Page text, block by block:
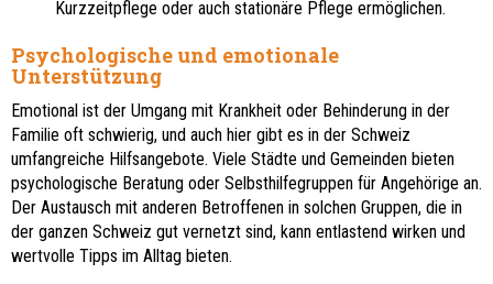
Kurzzeitpflege oder auch stationäre Pflege ermöglichen.
Psychologische und emotionale
Unterstützung
Emotional ist der Umgang mit Krankheit oder Behinderung in der
Familie oft schwierig, und auch hier gibt es in der Schweiz
umfangreiche Hilfsangebote. Viele Städte und Gemeinden bieten
psychologische Beratung oder Selbsthilfegruppen für Angehörige an.
Der Austausch mit anderen Betroffenen in solchen Gruppen, die in
der ganzen Schweiz gut vernetzt sind, kann entlastend wirken und
wertvolle Tipps im Alltag bieten.